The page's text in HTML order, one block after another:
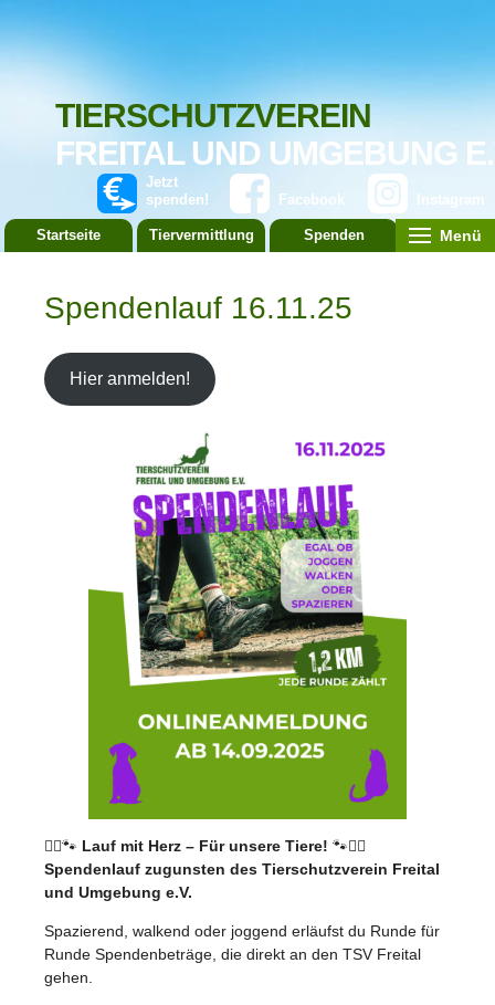
TIERSCHUTZVEREIN
FREITAL UND UMGEBUNG
Instagram
Facebook
Jetzt
spenden!
Startseite Tiervermittlung Spenden Menü
Spendenlauf 16.11.25
Hier anmelden!
🏃‍♀️🐾 Lauf mit Herz – Für unsere Tiere! 🐾🏃‍♂️
Spendenlauf zugunsten des Tierschutzverein Freital
und Umgebung e.V.
Spazierend, walkend oder joggend erläufst du Runde für
Runde Spendenbeträge, die direkt an den TSV Freital
gehen.